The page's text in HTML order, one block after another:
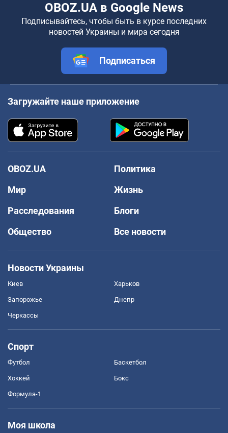
OBOZ.UA в Google News
Подписывайтесь, чтобы быть в курсе последних
новостей Украины и мира сегодня
Подписаться
Загружайте наше приложение
OBOZ.UA
Политика
Мир
Жизнь
Расследования
Блоги
Общество
Все новости
Новости Украины
Киев Харьков
Запорожье Днепр
Черкассы
Спорт
Футбол Баскетбол
Хоккей Бокс
Формула-1
Моя школа